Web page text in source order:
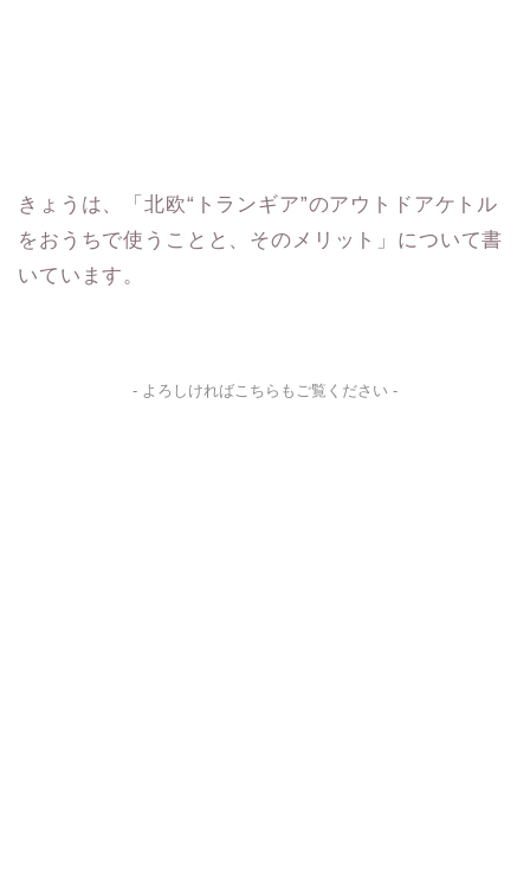
きょうは、「北欧“トランギア”のアウトドアケトル
をおうちで使うことと、そのメリット」について書
いています。
- よろしければこちらもご覧ください -